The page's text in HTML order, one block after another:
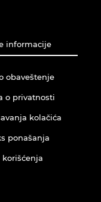
informacije
obaveštenje
o privatnosti
kolačića
ponašanja
korišćenja